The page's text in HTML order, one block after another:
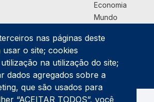
Economia
Mundo
País
Praça
Pub
Saúde
nas páginas deste
usar o site; cookies
na utilização do site;
dados agregados sobre a
que são usados para
“ACEITAR TODOS”, você